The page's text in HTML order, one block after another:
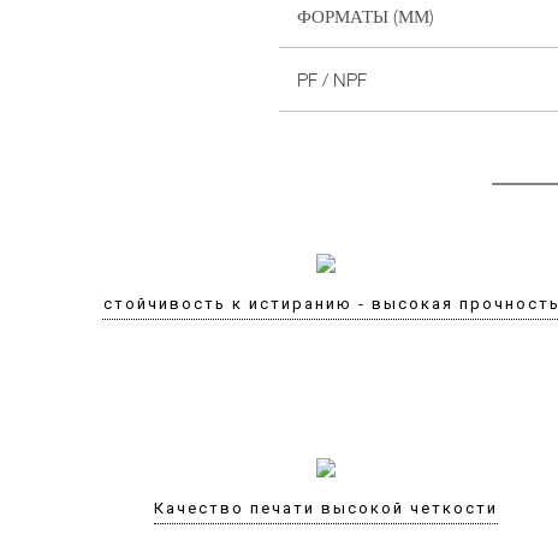
ФОРМАТЫ (ММ)
PF / NPF
Устойчивость к истиранию - высокая прочность
Качество печати высокой четкости